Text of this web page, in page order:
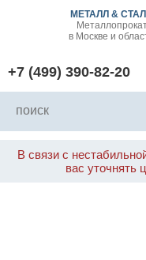
МЕТАЛЛ &
в Москве и
+7 (499) 390-82-20
В связи с
вас уточнять